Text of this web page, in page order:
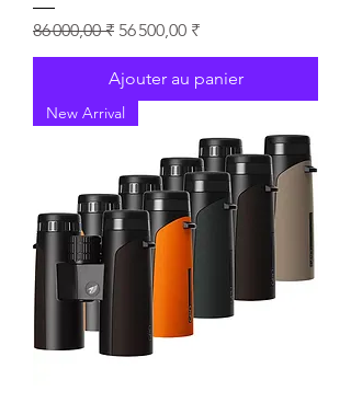
Prix original
86 000,00 ₹ Prix promotionnel
56 500,00 ₹
Ajouter au panier
New Arrival